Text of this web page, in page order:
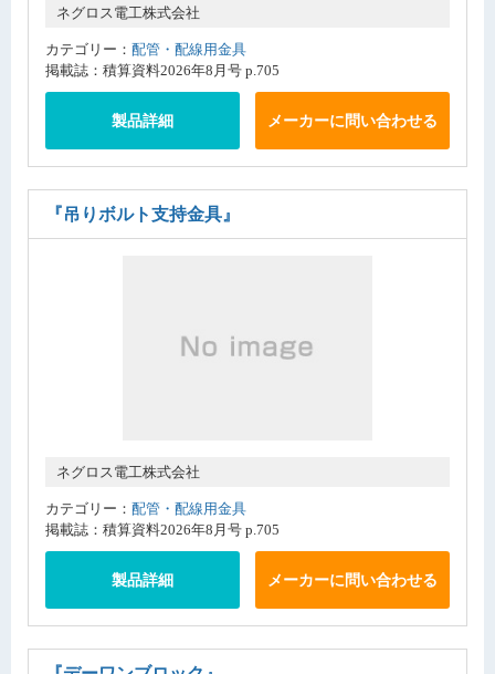
ネグロス電工株式会社
カテゴリー： 配管・配線用金具
掲載誌：積算資料2026年8月号 p.705
製品詳細 メーカーに問い合わせる
『吊りボルト支持金具』
ネグロス電工株式会社
カテゴリー： 配管・配線用金具
掲載誌：積算資料2026年8月号 p.705
製品詳細 メーカーに問い合わせる